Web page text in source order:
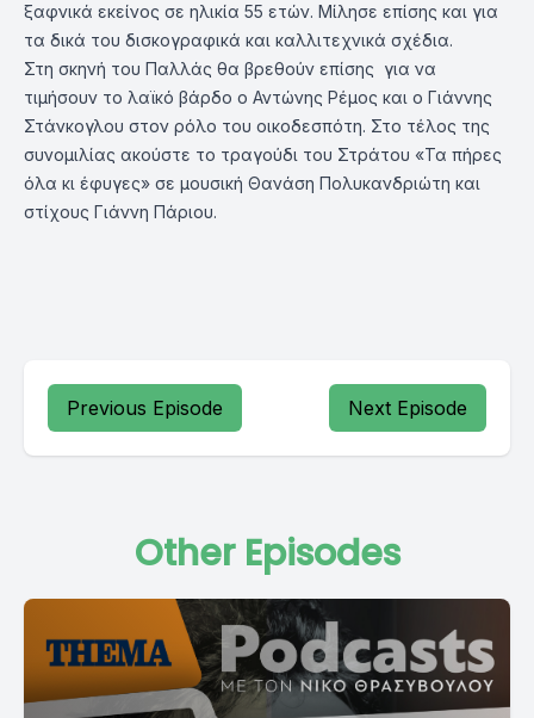
ξαφνικά εκείνος σε ηλικία 55 ετών. Μίλησε επίσης και για
τα δικά του δισκογραφικά και καλλιτεχνικά σχέδια.
Στη σκηνή του Παλλάς θα βρεθούν επίσης για να
τιμήσουν το λαϊκό βάρδο ο Αντώνης Ρέμος και ο Γιάννης
Στάνκογλου στον ρόλο του οικοδεσπότη. Στο τέλος της
συνομιλίας ακούστε το τραγούδι του Στράτου «Τα πήρες
όλα κι έφυγες» σε μουσική Θανάση Πολυκανδριώτη και
στίχους Γιάννη Πάριου.
Previous Episode Next Episode
Other Episodes